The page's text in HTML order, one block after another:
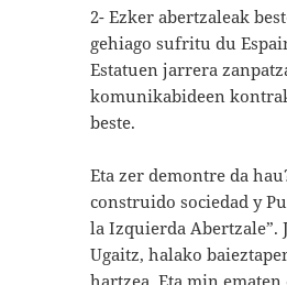
2- Ezker abertzaleak
gehiago sufritu du
Estatuen jarrera
komunikabideen
beste.
Eta zer demontre da
construido sociedad y
la Izquierda Abertzale”.
Ugaitz, halako